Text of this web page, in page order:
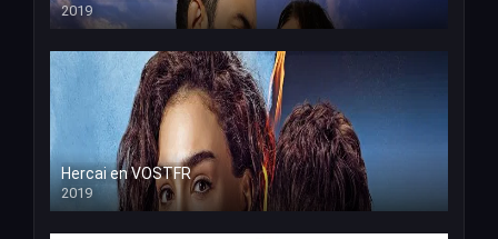
2019
Hercai en VOSTFR
2019